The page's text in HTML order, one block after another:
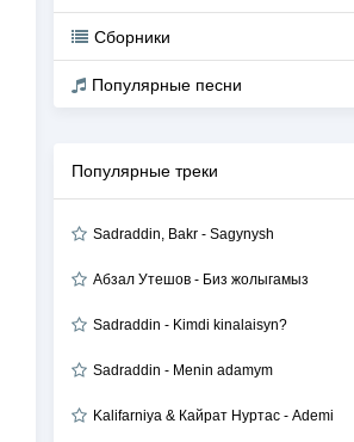
Сборники
Популярные песни
Популярные треки
Sadraddin, Bakr - Sagynysh
Абзал Утешов - Биз жолыгамыз
Sadraddin - Kimdi kinalaisyn?
Sadraddin - Menin adamym
Kalifarniya & Кайрат Нуртас - Ademi